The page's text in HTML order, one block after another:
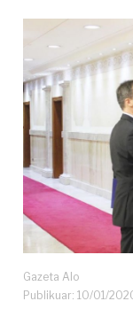
Gazeta Alo
Publikuar: 10/01/